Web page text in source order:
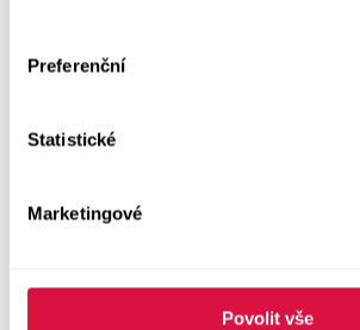
Preferenční
Statistické
Marketingové
Povolit vše
Boty GEOX